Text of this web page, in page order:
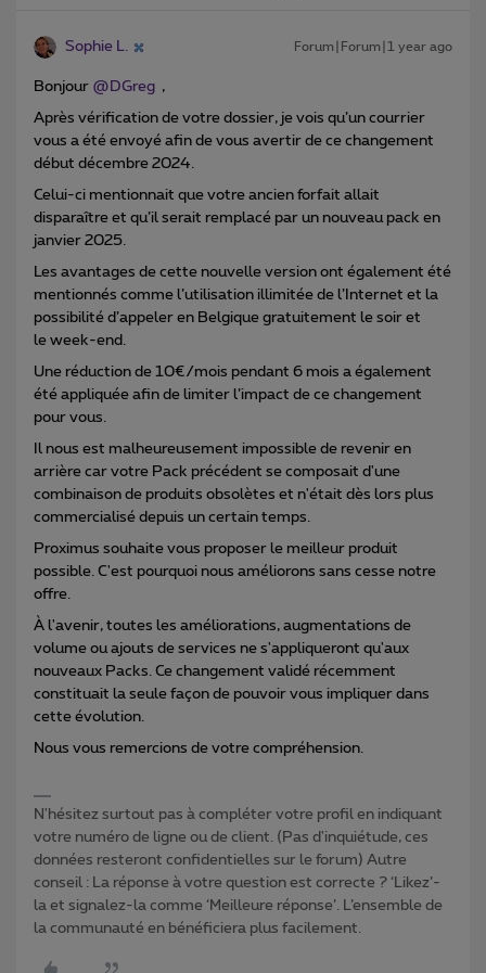
Sophie L. Forum|Forum|1 year ago
Bonjour ​ @DGreg ,
Après vérification de votre dossier, je vois qu’un courrier
vous a été envoyé afin de vous avertir de ce changement
début décembre 2024.
Celui-ci mentionnait que votre ancien forfait allait
disparaître et qu’il serait remplacé par un nouveau pack en
janvier 2025.
Les avantages de cette nouvelle version ont également été
mentionnés comme l’utilisation illimitée de l’Internet et la
possibilité d’appeler en Belgique gratuitement le soir et
le week-end.
Une réduction de 10€/mois pendant 6 mois a également
été appliquée afin de limiter l’impact de ce changement
pour vous.
Il nous est malheureusement impossible de revenir en
arrière car votre Pack précédent se composait d'une
combinaison de produits obsolètes et n'était dès lors plus
commercialisé depuis un certain temps.
Proximus souhaite vous proposer le meilleur produit
possible. C'est pourquoi nous améliorons sans cesse notre
offre.
À l'avenir, toutes les améliorations, augmentations de
volume ou ajouts de services ne s'appliqueront qu'aux
nouveaux Packs. Ce changement validé récemment
constituait la seule façon de pouvoir vous impliquer dans
cette évolution.
Nous vous remercions de votre compréhension.
N'hésitez surtout pas à compléter votre profil en indiquant
votre numéro de ligne ou de client. (Pas d'inquiétude, ces
données resteront confidentielles sur le forum) Autre
conseil : La réponse à votre question est correcte ? ‘Likez’-
la et signalez-la comme ‘Meilleure réponse’. L’ensemble de
la communauté en bénéficiera plus facilement.